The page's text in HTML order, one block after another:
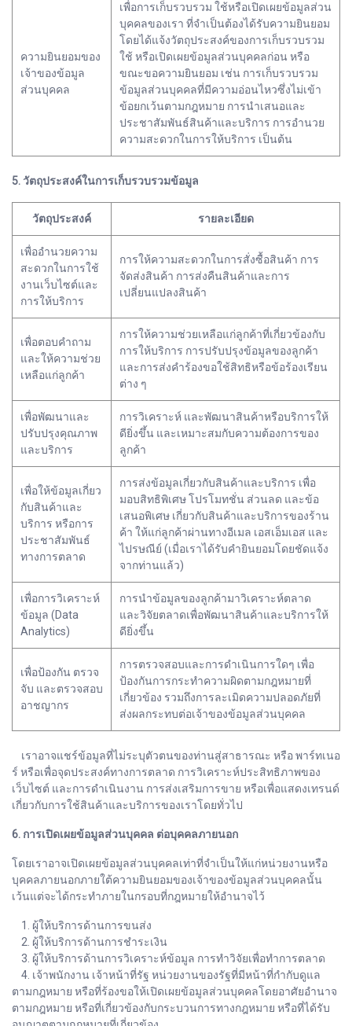
ความยินยอมของ
เจ้าของข้อมูล
ส่วนบุคคล
เพื่อการเก็บรวบรวม ใช้หรือเปิดเผยข้อมูลส่วน
บุคคลของเรา ที่จำเป็นต้องได้รับความยินยอม
โดยได้แจ้งวัตถุประสงค์ของการเก็บรวบรวม
ใช้ หรือเปิดเผยข้อมูลส่วนบุคคลก่อน หรือ
ขณะขอความยินยอม เช่น การเก็บรวบรวม
ข้อมูลส่วนบุคคลที่มีความอ่อนไหวซึ่งไม่เข้า
ข้อยกเว้นตามกฎหมาย การนำเสนอและ
ประชาสัมพันธ์สินค้าและบริการ การอำนวย
ความสะดวกในการให้บริการ เป็นต้น
5. วัตถุประสงค์ในการเก็บรวบรวมข้อมูล
วัตถุประสงค์ รายละเอียด
เพื่ออำนวยความ
สะดวกในการใช้
งานเว็บไซต์และ
การให้บริการ
การให้ความสะดวกในการสั่งซื้อสินค้า การ
จัดส่งสินค้า การส่งคืนสินค้าและการ
เปลี่ยนแปลงสินค้า
เพื่อตอบคำถาม
และให้ความช่วย
เหลือแก่ลูกค้า
การให้ความช่วยเหลือแก่ลูกค้าที่เกี่ยวข้องกับ
การให้บริการ การปรับปรุงข้อมูลของลูกค้า
และการส่งคำร้องขอใช้สิทธิหรือข้อร้องเรียน
ต่าง ๆ
เพื่อพัฒนาและ
ปรับปรุงคุณภาพ
และบริการ
การวิเคราะห์ และพัฒนาสินค้าหรือบริการให้
ดียิ่งขึ้น และเหมาะสมกับความต้องการของ
ลูกค้า
เพื่อให้ข้อมูลเกี่ยว
กับสินค้าและ
บริการ หรือการ
ประชาสัมพันธ์
ทางการตลาด
การส่งข้อมูลเกี่ยวกับสินค้าและบริการ เพื่อ
มอบสิทธิพิเศษ โปรโมทชั่น ส่วนลด และข้อ
เสนอพิเศษ เกี่ยวกับสินค้าและบริการของร้าน
ค้า ให้แก่ลูกค้าผ่านทางอีเมล เอสเอ็มเอส และ
ไปรษณีย์ (เมื่อเราได้รับคำยินยอมโดยชัดแจ้ง
จากท่านแล้ว)
เพื่อการวิเคราะห์
ข้อมูล (Data
Analytics)
การนำข้อมูลของลูกค้ามาวิเคราะห์ตลาด
และวิจัยตลาดเพื่อพัฒนาสินค้าและบริการให้
ดียิ่งขึ้น
เพื่อป้องกัน ตรวจ
จับ และตรวจสอบ
อาชญากร
การตรวจสอบและการดำเนินการใดๆ เพื่อ
ป้องกันการกระทำความผิดตามกฎหมายที่
เกี่ยวข้อง รวมถึงการละเมิดความปลอดภัยที่
ส่งผลกระทบต่อเจ้าของข้อมูลส่วนบุคคล
เราอาจแชร์ข้อมูลที่ไม่ระบุตัวตนของท่านสู่สาธารณะ หรือ พาร์ทเนอ
ร์ หรือเพื่อจุดประสงค์ทางการตลาด การวิเคราะห์ประสิทธิภาพของ
เว็บไซต์ และการดำเนินงาน การส่งเสริมการขาย หรือเพื่อแสดงเทรนด์
เกี่ยวกับการใช้สินค้าและบริการของเราโดยทั่วไป
6. การเปิดเผยข้อมูลส่วนบุคคล ต่อบุคคลภายนอก
โดยเราอาจเปิดเผยข้อมูลส่วนบุคคลเท่าที่จำเป็นให้แก่หน่วยงานหรือ
บุคคลภายนอกภายใต้ความยินยอมของเจ้าของข้อมูลส่วนบุคคลนั้น
เว้นแต่จะได้กระทำภายในกรอบที่กฎหมายให้อำนาจไว้
1. ผู้ให้บริการด้านการขนส่ง
2. ผู้ให้บริการด้านการชำระเงิน
3. ผู้ให้บริการด้านการวิเคราะห์ข้อมูล การทำวิจัยเพื่อทำการตลาด
4. เจ้าพนักงาน เจ้าหน้าที่รัฐ หน่วยงานของรัฐที่มีหน้าที่กำกับดูแล
ตามกฎหมาย หรือที่ร้องขอให้เปิดเผยข้อมูลส่วนบุคคลโดยอาศัยอำนาจ
ตามกฎหมาย หรือที่เกี่ยวข้องกับกระบวนการทางกฎหมาย หรือที่ได้รับ